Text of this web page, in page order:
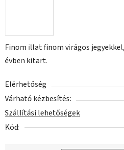
Finom illat finom virágos
évben kitart.
Elérhetőség
Várható kézbesítés:
Szállítási lehetőségek
Kód: